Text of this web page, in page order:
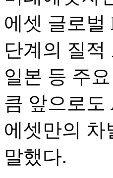
에셋 글로벌
단계의 질적
일본 등 주
큼 앞으로도
에셋만의 차
말했다.